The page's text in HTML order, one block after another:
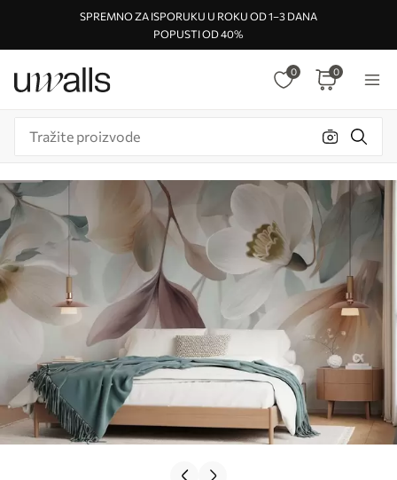
SPREMNO ZA ISPORUKU U ROKU OD 1–3 DANA
POPUSTI OD 40%
0 0